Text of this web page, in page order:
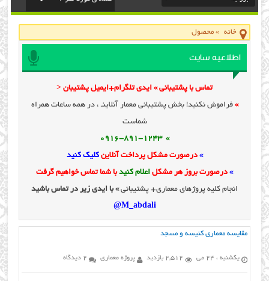
خانه »محصول
اطلاعیه سایت
تماس با پشتیبانی » ایدی تلگرام+ایمیل پشتیبان <
» فراموش نکنید! بخش پشتیبانی معمار آنلاینـ ، در همه ساعات همراه
شماست
» 0916-891-1243
» درصورت مشکل پرداخت آنلاینکلیک کنید
» درصورت بروز هر مشکل اعلام کنیدبا شما تماس خواهیم گرفت
انجام کلیه پروژهای معماری+ پشتیبانی» با ایدی زیر در تماس باشید
M_abdali@
مقایسه معماری کنیسه و مسجد
یکشنبه ، 24 می 2,512 بازدید پروژه معماری 2 دیدگاه